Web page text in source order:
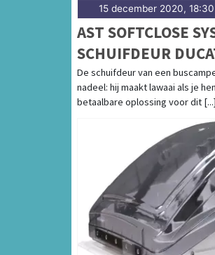
15 december 2020,
AST SOFTCLOSE
SCHUIFDEUR
JUMPER >2006
De schuifdeur van een
nadeel: hij maakt lawaai als je
betaalbare oplossing voor dit [...]